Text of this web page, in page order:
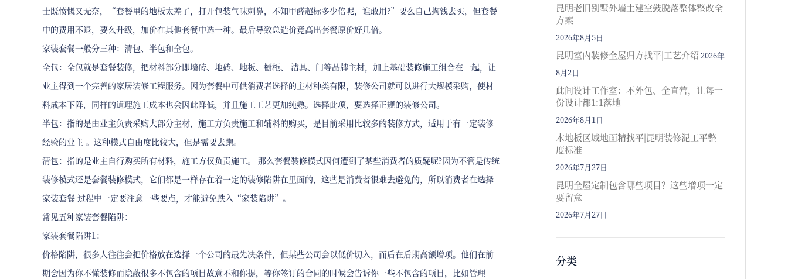
士既愤慨又无奈，“套餐里的地板太差了，打开包装气味刺鼻，不知甲醛超标多少倍呢，谁敢用?”要么自己掏钱去买，但套餐
中的费用不退，要么升级，加价在其他套餐中选一种。最后导致总造价竟高出套餐原价好几倍。
家装套餐一般分三种：清包、半包和全包。
全包：全包就是套餐装修，把材料部分即墙砖、地砖、地板、橱柜、 洁具、门等品牌主材，加上基础装修施工组合在一起，让
业主得到一个完善的家居装修工程服务。因为套餐中可供消费者选择的主材种类有限，装修公司就可以进行大规模采购，使材
料成本下降，同样的道理施工成本也会因此降低，并且施工工艺更加纯熟。选择此项，要选择正规的装修公司。
半包：指的是由业主负责采购大部分主材，施工方负责施工和辅料的购买，是目前采用比较多的装修方式，适用于有一定装修
经验的业主 。这种模式自由度比较大，但是需要去跑。
清包：指的是业主自行购买所有材料，施工方仅负责施工。 那么套餐装修模式因何遭到了某些消费者的质疑呢?因为不管是传统
装修模式还是套餐装修模式，它们都是一样存在着一定的装修陷阱在里面的，这些是消费者很难去避免的，所以消费者在选择
家装套餐 过程中一定要注意一些要点，才能避免跌入“家装陷阱”。
常见五种家装套餐陷阱：
家装套餐陷阱1：
价格陷阱，很多人往往会把价格放在选择一个公司的最先决条件，但某些公司会以低价切入，而后在后期高额增项。他们在前
期会因为你不懂装修而隐蔽很多不包含的项目故意不和你提，等你签订的合同的时候会告诉你一些不包含的项目，比如管理
昆明老旧别墅外墙土建空鼓脱落整体整改全
方案
2026年8月5日
昆明室内装修全屋归方找平|工艺介绍 2026年
8月2日
此间设计工作室：不外包、全直营，让每一
份设计都1:1落地
2026年8月1日
木地板区域地面精找平|昆明装修泥工平整
度标准
2026年7月27日
昆明全屋定制包含哪些项目？这些增项一定
要留意
2026年7月27日
分类